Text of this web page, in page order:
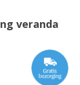
veranda